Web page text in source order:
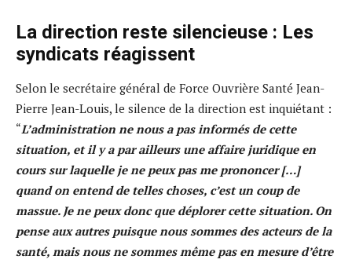
La direction reste silencieuse : Les
syndicats réagissent
Selon le secrétaire général de Force Ouvrière Santé Jean-
Pierre Jean-Louis, le silence de la direction est inquiétant :
“L’administration ne nous a pas informés de cette
situation, et il y a par ailleurs une affaire juridique en
cours sur laquelle je ne peux pas me prononcer […]
quand on entend de telles choses, c’est un coup de
massue. Je ne peux donc que déplorer cette situation. On
pense aux autres puisque nous sommes des acteurs de la
santé, mais nous ne sommes même pas en mesure d’être